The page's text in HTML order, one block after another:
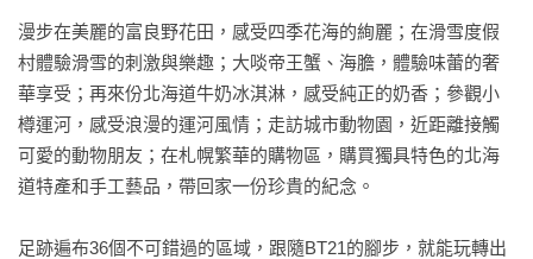
漫步在美麗的富良野花田，感受四季花海的絢麗；在滑雪度假
村體驗滑雪的刺激與樂趣；大啖帝王蟹、海膽，體驗味蕾的奢
華享受；再來份北海道牛奶冰淇淋，感受純正的奶香；參觀小
樽運河，感受浪漫的運河風情；走訪城市動物園，近距離接觸
可愛的動物朋友；在札幌繁華的購物區，購買獨具特色的北海
道特產和手工藝品，帶回家一份珍貴的紀念。
足跡遍布36個不可錯過的區域，跟隨BT21的腳步，就能玩轉出